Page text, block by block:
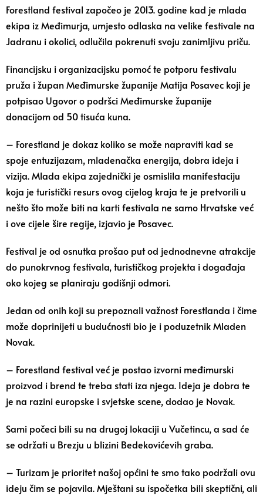
Forestland festival započeo je 2013. godine kad je mlada
ekipa iz Međimurja, umjesto odlaska na velike festivale na
Jadranu i okolici, odlučila pokrenuti svoju zanimljivu priču.
Financijsku i organizacijsku pomoć te potporu festivalu
pruža i župan Međimurske županije Matija Posavec koji je
potpisao Ugovor o podršci Međimurske županije
donacijom od 50 tisuća kuna.
– Forestland je dokaz koliko se može napraviti kad se
spoje entuzijazam, mladenačka energija, dobra ideja i
vizija. Mlada ekipa zajednički je osmislila manifestaciju
koja je turistički resurs ovog cijelog kraja te je pretvorili u
nešto što može biti na karti festivala ne samo Hrvatske već
i ove cijele šire regije, izjavio je Posavec.
Festival je od osnutka prošao put od jednodnevne atrakcije
do punokrvnog festivala, turističkog projekta i događaja
oko kojeg se planiraju godišnji odmori.
Jedan od onih koji su prepoznali važnost Forestlanda i čime
može doprinijeti u budućnosti bio je i poduzetnik Mladen
Novak.
– Forestland festival već je postao izvorni međimurski
proizvod i brend te treba stati iza njega. Ideja je dobra te
je na razini europske i svjetske scene, dodao je Novak.
Sami počeci bili su na drugoj lokaciji u Vučetincu, a sad će
se održati u Brezju u blizini Bedekovićevih graba.
– Turizam je prioritet našoj općini te smo tako podržali ovu
ideju čim se pojavila. Mještani su ispočetka bili skeptični, ali